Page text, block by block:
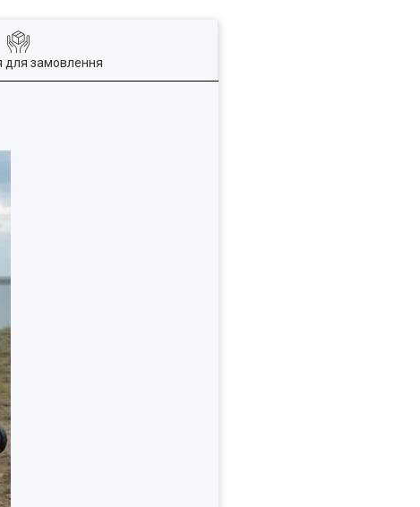
для замовлення